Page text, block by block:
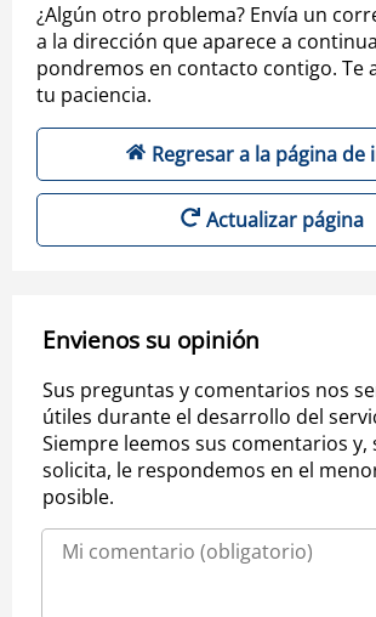
¿Algún otro problema? Envía un
a la dirección que aparece a
pondremos en contacto contigo. Te
tu paciencia.
Regresar a la página de
Actualizar página
Envienos su opinión
Sus preguntas y comentarios nos
útiles durante el desarrollo del
Siempre leemos sus comentarios y,
solicita, le respondemos en el
posible.